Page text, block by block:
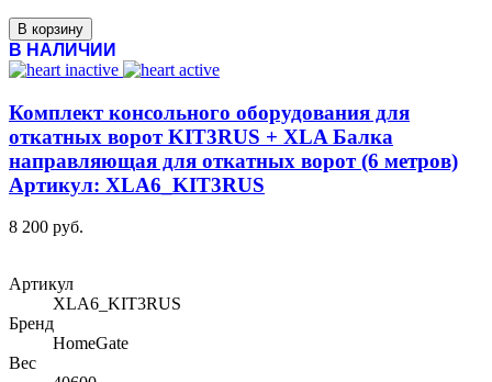
В корзину
В НАЛИЧИИ
Комплект консольного оборудования для
откатных ворот KIT3RUS + XLA Балка
направляющая для откатных ворот (6 метров)
Артикул: XLA6_KIT3RUS
8 200 руб.
Артикул
XLA6_KIT3RUS
Бренд
HomeGate
Вес